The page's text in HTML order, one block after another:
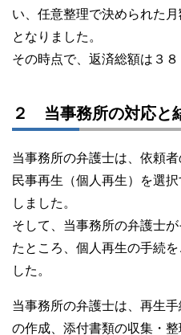
い、任意整理で決められた
となりました。
その時点で、返済総額は３８
２ 当事務所の対応と
当事務所の弁護士は、依頼
民事再生（個人再生）を選
しました。
そして、当事務所の弁護士
たところ、個人再生の手続
した。
当事務所の弁護士は、再生
の作成、添付書類の収集・